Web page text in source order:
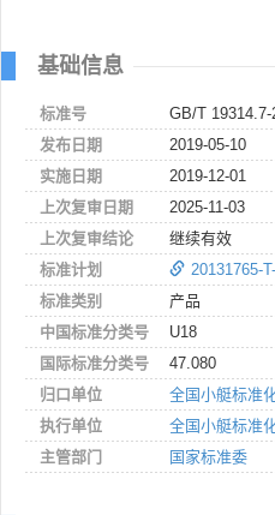
基础信息
标准号
GB/T 19314.7-
发布日期
2019-05-10
实施日期
2019-12-01
上次复审日期
2025-11-03
上次复审结论
继续有效
标准计划
20131765-
标准类别
产品
中国标准分类号
U18
国际标准分类号
47.080
归口单位
全国小艇标准
执行单位
全国小艇标准
主管部门
国家标准委